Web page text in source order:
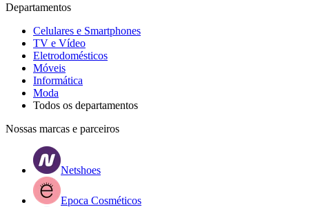
Departamentos
Celulares e Smartphones
TV e Vídeo
Eletrodomésticos
Móveis
Informática
Moda
Todos os departamentos
Nossas marcas e parceiros
Netshoes
Epoca Cosméticos